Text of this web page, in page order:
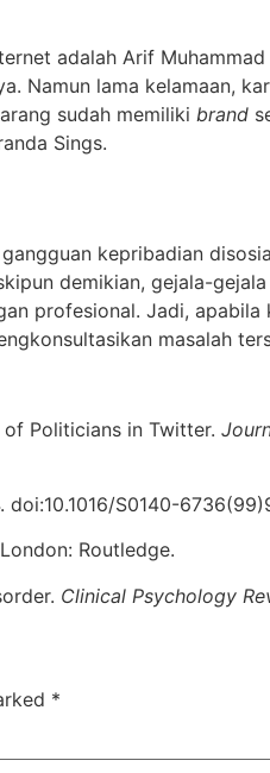
adalah Arif
Namun lama kelamaan,
sudah memiliki brand
Sings.
kepribadian
demikian, gejala-
profesional. Jadi,
masalah
Politicians in Twitter.
doi:10.1016/S0140-
Routledge.
Clinical Psychology
*